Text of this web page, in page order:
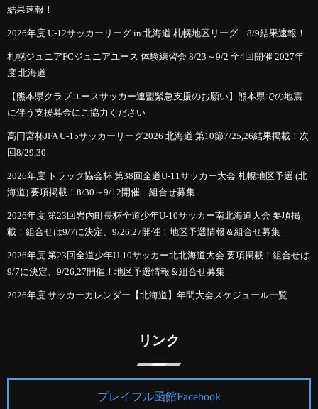
結果速報！
2026年度 U-12サッカーリーグ in 北海道 札幌地区リーグ 8/9結果速報！
札幌ジュニアFCジュニアユース 体験練習会 8/23～9/2 全4回開催 2027年
度 北海道
【熊本県クラブユースサッカー連盟緊急支援のお願い】熊本県での地震
に伴う支援募金にご協力ください
高円宮杯JFA U-15サッカーリーグ2026 北海道 第10節7/25,26結果掲載！次
回8/29,30
2026年度 トラック協会杯 第38回全道U-11サッカー大会 札幌地区予選 (北
海道) 要項掲載！8/30～9/12開催 組合せ募集
2026年度 第23回岩内町長杯全道少年U-10サッカー南北海道大会 要項掲
載！組合せは9/7に決定、9/26,27開催！地区予選情報＆組合せ募集
2026年度 第23回全道少年U-10サッカー北北海道大会 要項掲載！組合せは
9/7に決定、9/26,27開催！地区予選情報＆組合せ募集
2026年度 サッカーカレンダー【北海道】年間大会スケジュール一覧
リンク
プレイフル函館Facebook